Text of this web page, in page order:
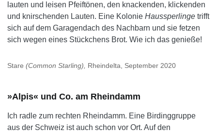
lauten und leisen Pfeiftönen, den knackenden, klickenden
und knirschenden Lauten. Eine Kolonie Haussperlinge trifft
sich auf dem Garagendach des Nachbarn und sie fetzen
sich wegen eines Stückchens Brot. Wie ich das genieße!
Stare (Common Starling), Rheindelta, September 2020
»Alpis« und Co. am Rheindamm
Ich radle zum rechten Rheindamm. Eine Birdinggruppe
aus der Schweiz ist auch schon vor Ort. Auf den